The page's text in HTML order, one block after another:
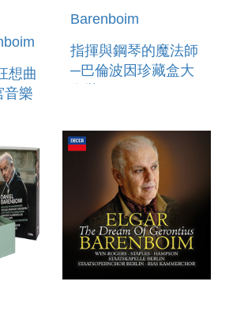
想曲
音樂
&
Barenboim
指揮與鋼琴的魔法師
─巴倫波因珍藏盒大
BARENBOIM
ANNIVERSARY
EDITION 27DVD`